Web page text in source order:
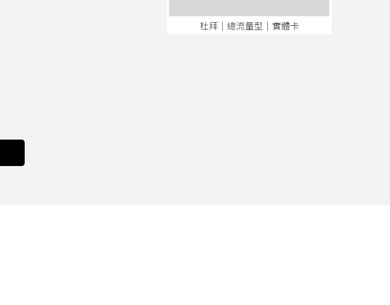
杜拜│總流量型│實體卡